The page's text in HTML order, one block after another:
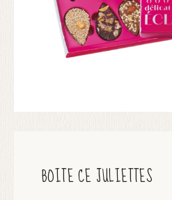
BOITE CE JULIETTES